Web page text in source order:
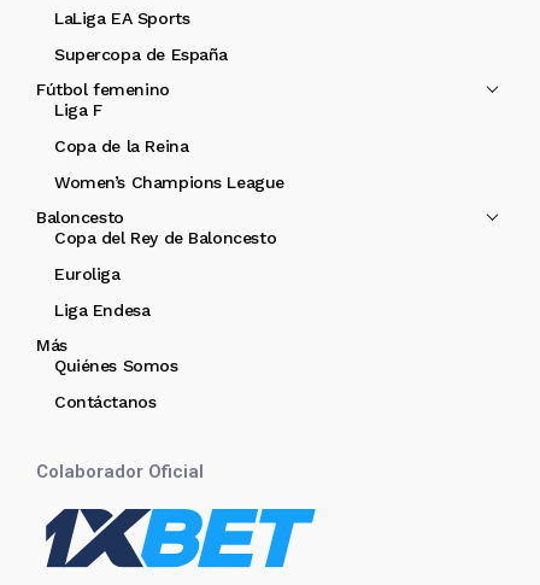
LaLiga EA Sports
Supercopa de España
Fútbol femenino
Liga F
Copa de la Reina
Women’s Champions League
Baloncesto
Copa del Rey de Baloncesto
Euroliga
Liga Endesa
Más
Quiénes Somos
Contáctanos
Colaborador Oficial